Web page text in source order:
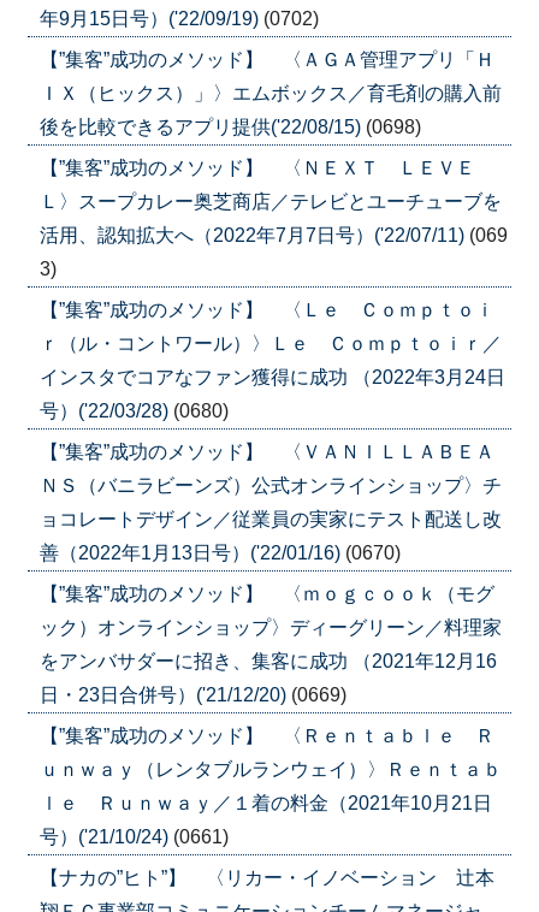
年9月15日号）('22/09/19) (0702)
【”集客”成功のメソッド】 〈ＡＧＡ管理アプリ「Ｈ
ＩＸ（ヒックス）」〉エムボックス／育毛剤の購入前
後を比較できるアプリ提供('22/08/15) (0698)
【”集客”成功のメソッド】 〈ＮＥＸＴ ＬＥＶＥ
Ｌ〉スープカレー奥芝商店／テレビとユーチューブを
活用、認知拡大へ（2022年7月7日号）('22/07/11) (069
3)
【”集客”成功のメソッド】 〈Ｌｅ Ｃｏｍｐｔｏｉ
ｒ（ル・コントワール）〉Ｌｅ Ｃｏｍｐｔｏｉｒ／
インスタでコアなファン獲得に成功 （2022年3月24日
号）('22/03/28) (0680)
【”集客”成功のメソッド】 〈ＶＡＮＩＬＬＡＢＥＡ
ＮＳ（バニラビーンズ）公式オンラインショップ〉チ
ョコレートデザイン／従業員の実家にテスト配送し改
善（2022年1月13日号）('22/01/16) (0670)
【”集客”成功のメソッド】 〈ｍｏｇｃｏｏｋ（モグ
ック）オンラインショップ〉ディーグリーン／料理家
をアンバサダーに招き、集客に成功 （2021年12月16
日・23日合併号）('21/12/20) (0669)
【”集客”成功のメソッド】 〈Ｒｅｎｔａｂｌｅ Ｒ
ｕｎｗａｙ（レンタブルランウェイ）〉Ｒｅｎｔａｂ
ｌｅ Ｒｕｎｗａｙ／１着の料金（2021年10月21日
号）('21/10/24) (0661)
【ナカの”ヒト”】 〈リカー・イノベーション 辻本